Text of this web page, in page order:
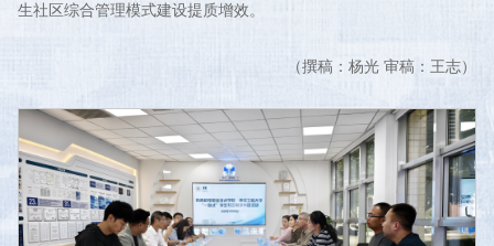
生社区综合管理模式建设提质增效。
（撰稿：杨光 审稿：王志）